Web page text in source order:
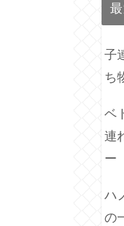
子
ち
ベ
連
ー
ハ
の